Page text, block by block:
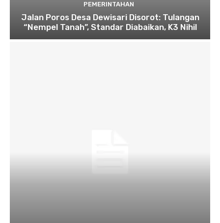
PEMERINTAHAN
Jalan Poros Desa Dewisari Disorot: Tulangan
“Nempel Tanah”, Standar Diabaikan, K3 Nihil